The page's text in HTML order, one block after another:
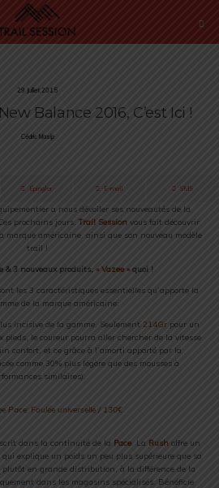
29 Juillet 2015
Balance 2016, C’est Ici !
Cédric Masip
Épingler E-mail SMS
a nous dévoiler ses nouveautés de la
prochains jours,Trail Session vous fait découvrir
marque américaine, ainsi que son nouveau modèle
trail !
& 3 nouveaux produits, «Vazee »quoi !
les 3 caractéristiques essentielles qu’apporte la
de la marque américaine:
incisive de la gamme. Seulement 214Grpour un
pieds, le coureur pourra aller chercher de la vitesse
confort, et ce grâce à l’amorti apporté par la
comme 30% plus légère que des mousses à
similaires).
Pace: Foulée universelle / 130€
dans la continuité de la Pace. La Rush offre un
explique un poids un peu plus supérieure que sa
plutôt en grande distribution, à la différence de la
dans les magasins spécialisés. Bénéficie